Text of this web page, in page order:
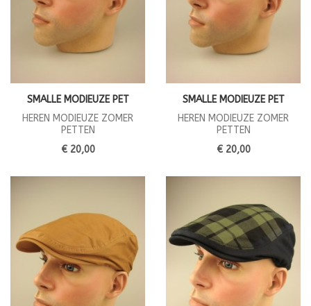
SMALLE MODIEUZE PET
HEREN MODIEUZE ZOMER
PETTEN
€ 20,00
SMALLE MODIEUZE PET
HEREN MODIEUZE ZOMER
PETTEN
€ 20,00